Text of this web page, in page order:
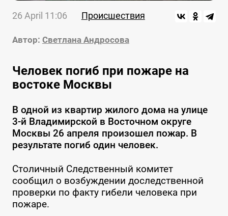
26 April 11:06 Происшествия
Автор: Светлана Андросова
Человек погиб при пожаре на
востоке Москвы
В одной из квартир жилого дома на улице
3-й Владимирской в Восточном округе
Москвы 26 апреля произошел пожар. В
результате погиб один человек.
Столичный Следственный комитет
сообщил о возбуждении доследственной
проверки по факту гибели человека при
пожаре.